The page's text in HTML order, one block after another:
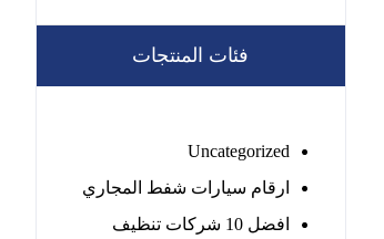
فئات المنتجات
Uncategorized
ارقام سيارات شفط المجاري
افضل 10 شركات تنظيف